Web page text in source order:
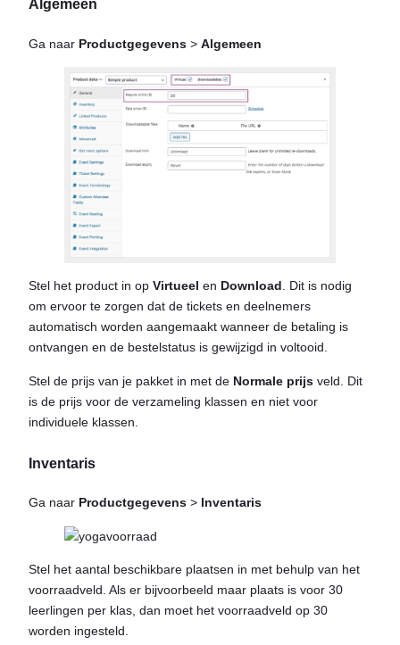
Algemeen
Ga naar Productgegevens > Algemeen
Stel het product in op Virtueel en Download. Dit is nodig
om ervoor te zorgen dat de tickets en deelnemers
automatisch worden aangemaakt wanneer de betaling is
ontvangen en de bestelstatus is gewijzigd in voltooid.
Stel de prijs van je pakket in met de Normale prijs veld. Dit
is de prijs voor de verzameling klassen en niet voor
individuele klassen.
Inventaris
Ga naar Productgegevens > Inventaris
Stel het aantal beschikbare plaatsen in met behulp van het
voorraadveld. Als er bijvoorbeeld maar plaats is voor 30
leerlingen per klas, dan moet het voorraadveld op 30
worden ingesteld.